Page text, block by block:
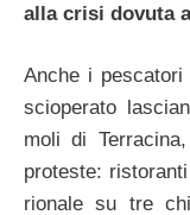
alla crisi dovuta
Anche i
scioperato
moli di
proteste:
rionale su tre